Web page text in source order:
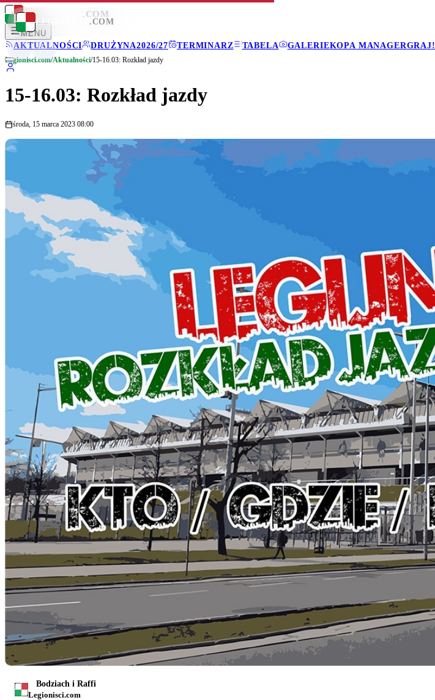
LEGIONISCI .COM
MENU
AKTUALNOŚCI
DRUŻYNA2026/27 TERMINARZ TABELA GALERIEKOPA MANAGERGRAJ!
LEGIONISCI .COM
Legionisci.com/Aktualności/15-16.03: Rozkład jazdy
15-16.03: Rozkład jazdy
środa, 15 marca 2023 08:00
Bodziach i Raffi
Legionisci.com